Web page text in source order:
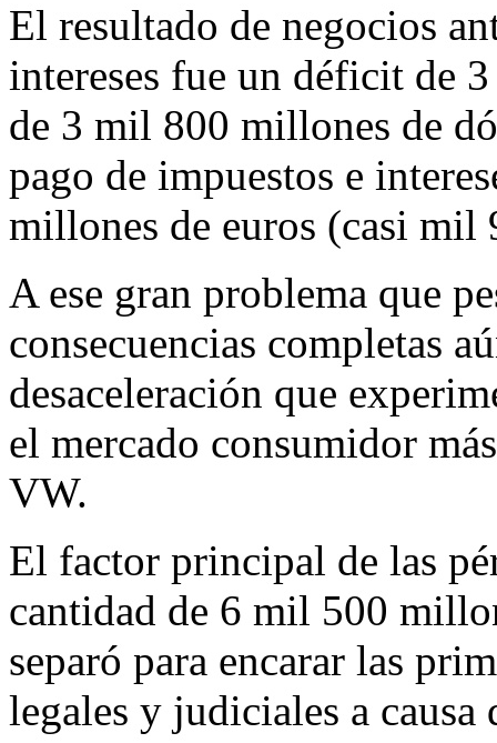
El resultado de negocios
intereses fue un déficit de
de 3 mil 800 millones de
pago de impuestos e
millones de euros (casi mil
A ese gran problema que
consecuencias completas
desaceleración que
el mercado consumidor
VW.
El factor principal de las
cantidad de 6 mil 500
separó para encarar las
legales y judiciales a causa